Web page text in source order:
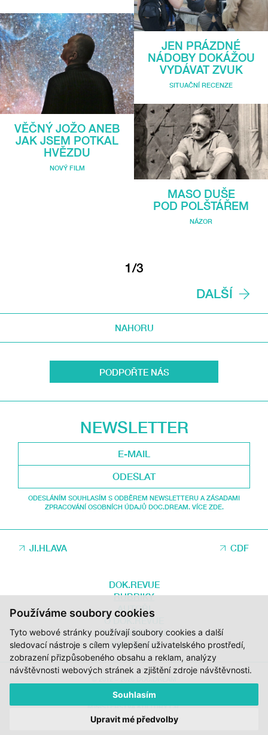
Používáme soubory cookies
Tyto webové stránky používají soubory cookies a další
sledovací nástroje s cílem vylepšení uživatelského prostředí,
zobrazení přizpůsobeného obsahu a reklam, analýzy
návštěvnosti webových stránek a zjištění zdroje návštěvnosti.
Souhlasím
Upravit mé předvolby
VĚČNÝ JOŽO ANEB
JAK JSEM POTKAL
HVĚZDU
NOVÝ FILM
JEN PRÁZDNÉ
NÁDOBY DOKÁŽOU
VYDÁVAT ZVUK
SITUAČNÍ RECENZE
MASO DUŠE
POD POLŠTÁŘEM
NÁZOR
1/3
DALŠÍ
NAHORU
PODPOŘTE NÁS
NEWSLETTER
ODESLAT
ODESLÁNÍM SOUHLASÍM S ODBĚREM NEWSLETTERU A ZÁSADAMI
ZPRACOVÁNÍ OSOBNÍCH ÚDAJŮ DOC.DREAM. VÍCE ZDE.
JI.HLAVA CDF
DOK.REVUE
RUBRIKY
AUTOŘI
O DOK.REVUE
PODPOŘTE NÁS
KONTAKTY
ZA PODPORY STÁTNÍHO FONDU KINEMATOGRAFIE, KRAJE VYSOČINA A
MINISTERSTVA KULTURY ČR.
DESIGN:HMSDESIGN KÓD:S2 STUDIO